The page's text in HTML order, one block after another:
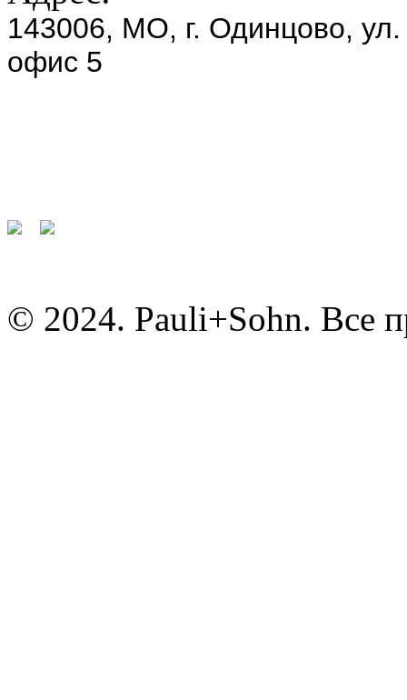
143006, МО, г. Одинцово,
офис 5
© 2024. Pauli+Sohn. Все